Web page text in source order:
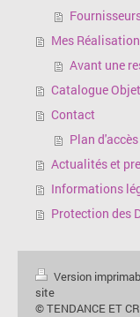
Mes
Avant une
Catalogue
Contact
Plan d'accès
Actualités et
Informations
Protection des
Version
site
© TENDANCE ET